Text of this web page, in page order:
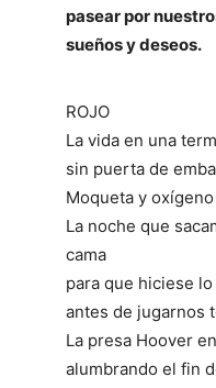
pasear por
sueños y deseos.
ROJO
La vida en una
sin puerta de
Moqueta y
La noche que
cama
para que hiciese
antes de jugarnos
La presa Hoover
alumbrando el fin